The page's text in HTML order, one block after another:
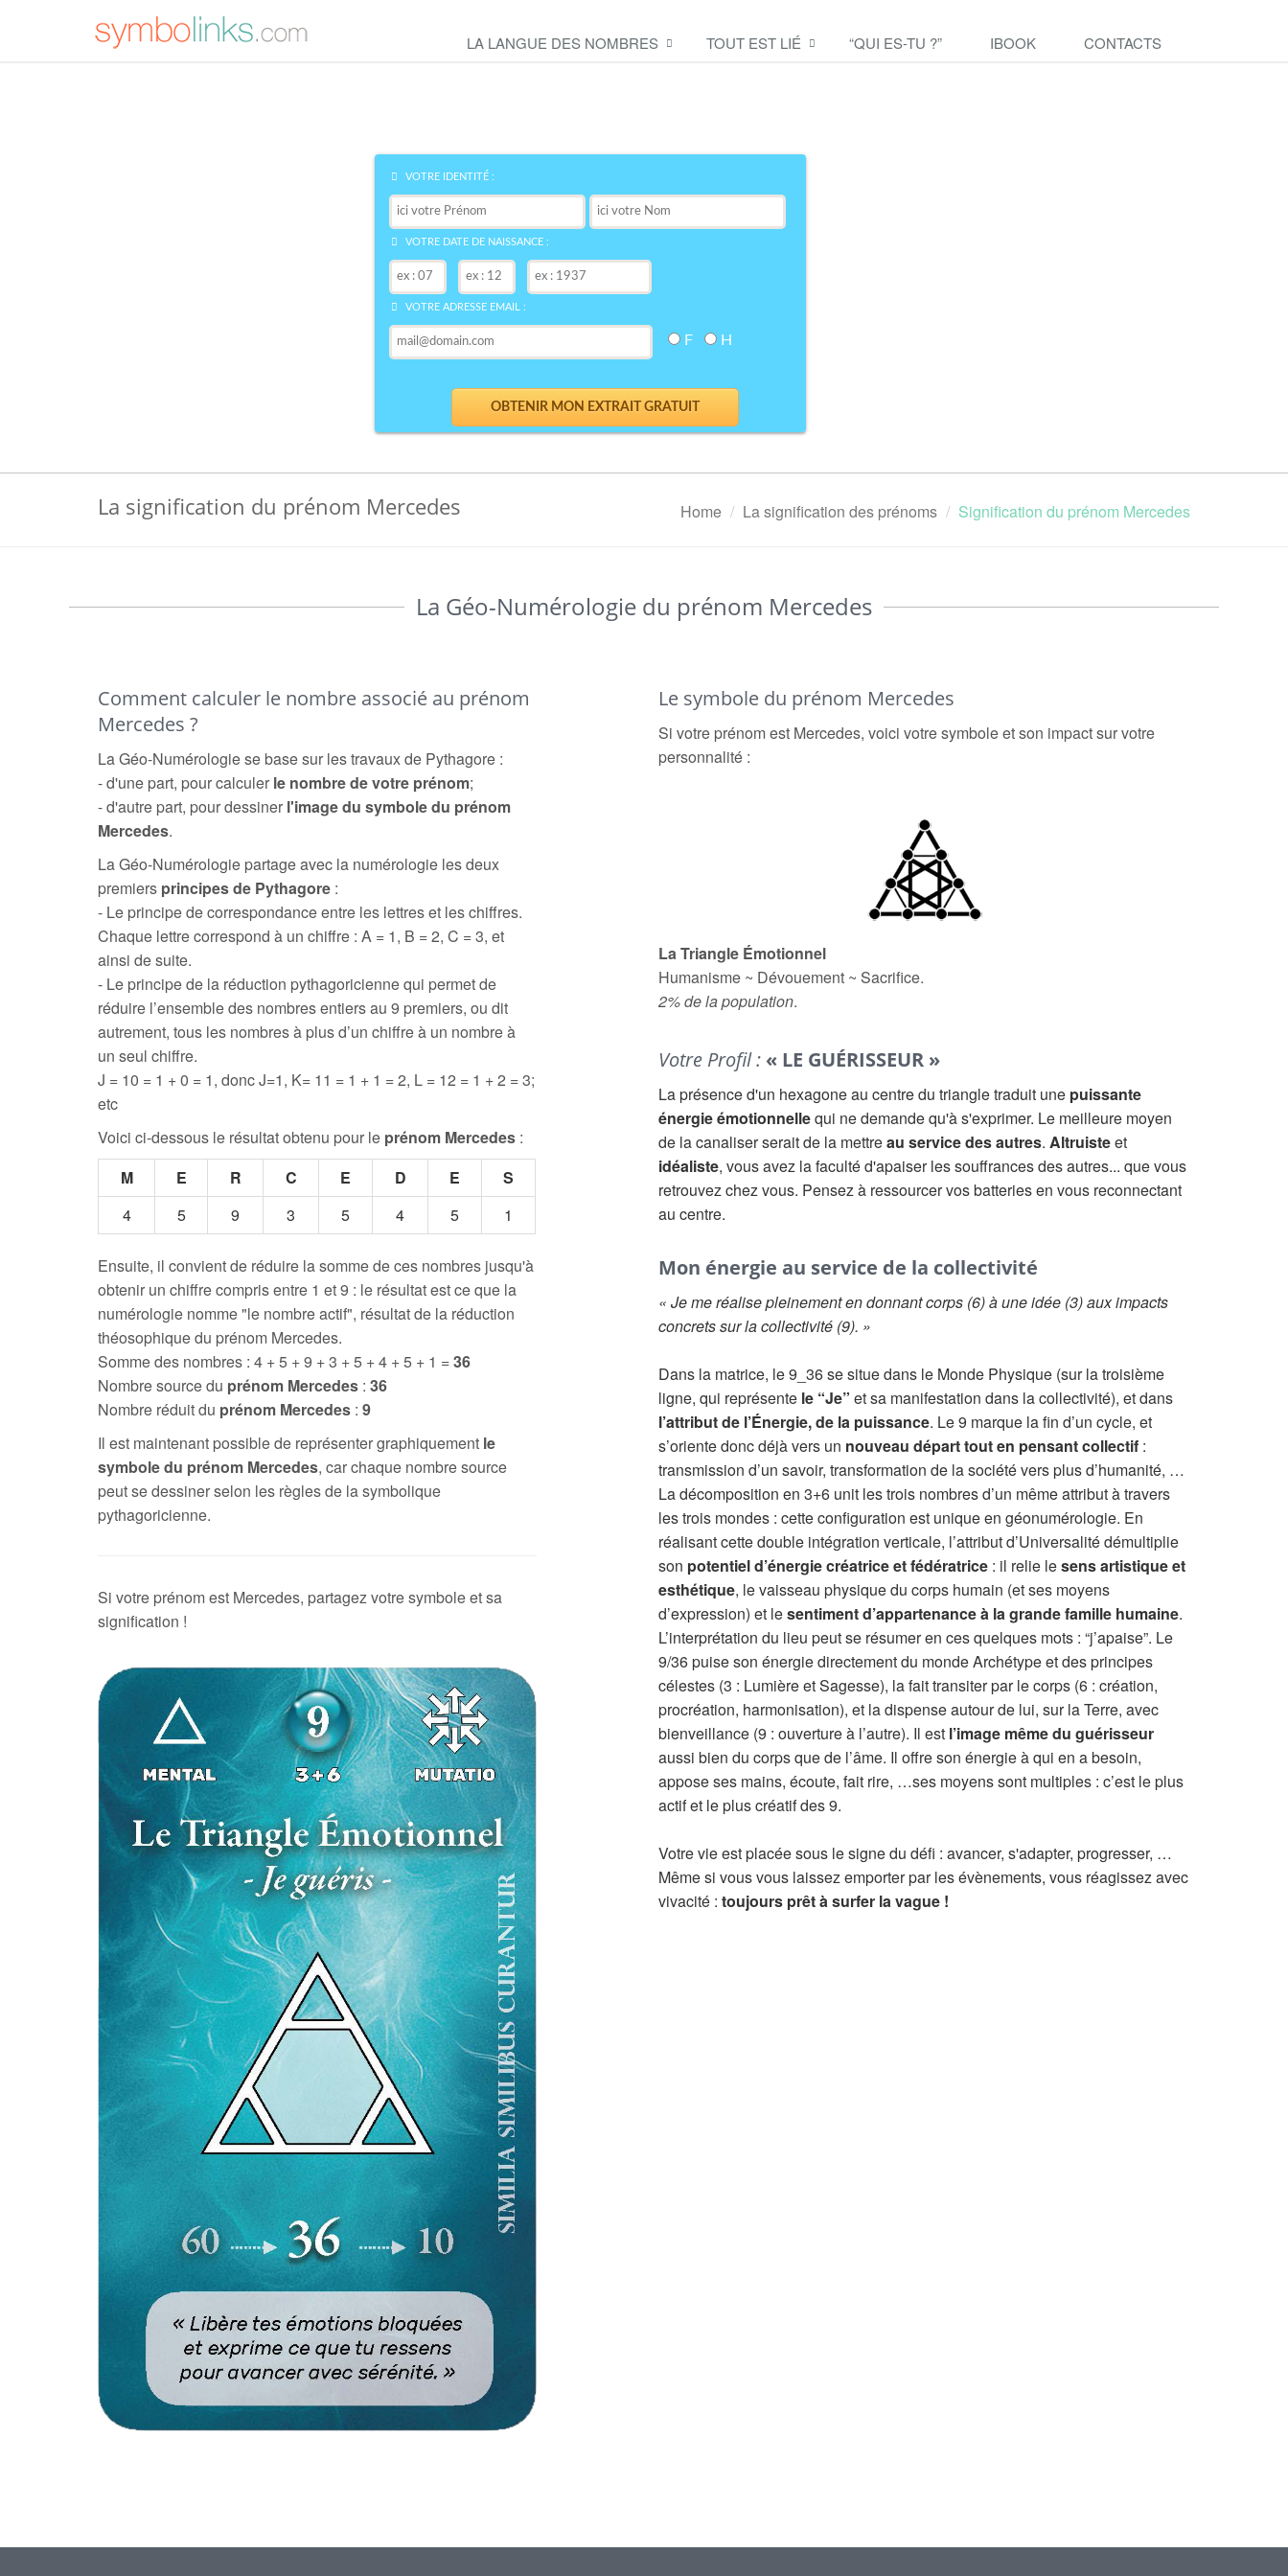
LA LANGUE DES NOMBRES TOUT EST LIÉ “QUI ES-TU ?” IBOOK CONTACTS
VOTRE IDENTITÉ :
VOTRE DATE DE NAISSANCE :
VOTRE ADRESSE EMAIL :
F H
La signification du prénom Mercedes Home La signification des prénoms Signification du prénom Mercedes
La Géo-Numérologie du prénom Mercedes
Comment calculer le nombre associé au prénom
Mercedes ?
La Géo-Numérologie se base sur les travaux de Pythagore :
- d'une part, pour calculer le nombre de votre prénom;
- d'autre part, pour dessiner l'image du symbole du prénom
Mercedes.
La Géo-Numérologie partage avec la numérologie les deux
premiers principes de Pythagore :
- Le principe de correspondance entre les lettres et les chiffres.
Chaque lettre correspond à un chiffre : A = 1, B = 2, C = 3, et
ainsi de suite.
- Le principe de la réduction pythagoricienne qui permet de
réduire l’ensemble des nombres entiers au 9 premiers, ou dit
autrement, tous les nombres à plus d’un chiffre à un nombre à
un seul chiffre.
J = 10 = 1 + 0 = 1, donc J=1, K= 11 = 1 + 1 = 2, L = 12 = 1 + 2 = 3;
etc
Voici ci-dessous le résultat obtenu pour le prénom Mercedes :
M
E R C E D E
S
4
5 9 3 5 4 5 1
Ensuite, il convient de réduire la somme de ces nombres jusqu'à
obtenir un chiffre compris entre 1 et 9 : le résultat est ce que la
numérologie nomme "le nombre actif", résultat de la réduction
théosophique du prénom Mercedes.
Somme des nombres : 4 + 5 + 9 + 3 + 5 + 4 + 5 + 1 =36
Nombre source du prénom Mercedes : 36
Nombre réduit du prénom Mercedes : 9
Il est maintenant possible de représenter graphiquement le
symbole du prénom Mercedes, car chaque nombre source
peut se dessiner selon les règles de la symbolique
pythagoricienne.
Si votre prénom est Mercedes, partagez votre symbole et sa
signification !
Le symbole du prénom Mercedes
Si votre prénom est Mercedes, voici votre symbole et son impact sur votre
personnalité :
La Triangle Émotionnel
Humanisme ~ Dévouement ~ Sacrifice.
2% de la population.
Votre Profil : « LE GUÉRISSEUR »
La présence d'un hexagone au centre du triangle traduit une puissante
énergie émotionnellequi ne demande qu'à s'exprimer. Le meilleure moyen
de la canaliser serait de la mettreau service des autres. Altruisteet
idéaliste, vous avez la faculté d'apaiser les souffrances des autres... que vous
retrouvez chez vous. Pensez à ressourcer vos batteries en vous reconnectant
au centre.
Mon énergie au service de la collectivité
« Je me réalise pleinement en donnant corps (6) à une idée (3) aux impacts
concrets sur la collectivité (9). »
Dans la matrice, le 9_36 se situe dans le Monde Physique (sur la troisième
ligne, qui représente le “Je” et sa manifestation dans la collectivité), et dans
l’attribut de l’Énergie, de la puissance. Le 9 marque la fin d’un cycle, et
s’oriente donc déjà vers un nouveau départ tout en pensant collectif :
transmission d’un savoir, transformation de la société vers plus d’humanité, …
La décomposition en 3+6 unit les trois nombres d’un même attribut à travers
les trois mondes : cette configuration est unique en géonumérologie. En
réalisant cette double intégration verticale, l’attribut d’Universalité démultiplie
son potentiel d’énergie créatrice et fédératrice : il relie lesens artistique et
esthétique, le vaisseau physique du corps humain (et ses moyens
d’expression) et lesentiment d’appartenance à la grande famille humaine.
L’interprétation du lieu peut se résumer en ces quelques mots : “j’apaise”. Le
9/36 puise son énergie directement du monde Archétype et des principes
célestes (3 : Lumière et Sagesse), la fait transiter par le corps (6 : création,
procréation, harmonisation), et la dispense autour de lui, sur la Terre, avec
bienveillance (9 : ouverture à l’autre). Il est l’image même du guérisseur
aussi bien du corps que de l’âme. Il offre son énergie à qui en a besoin,
appose ses mains, écoute, fait rire, …ses moyens sont multiples : c’est le plus
actif et le plus créatif des 9.
Votre vie est placée sous le signe du défi : avancer, s'adapter, progresser, …
Même si vous vous laissez emporter par les évènements, vous réagissez avec
vivacité : toujours prêt à surfer la vague !